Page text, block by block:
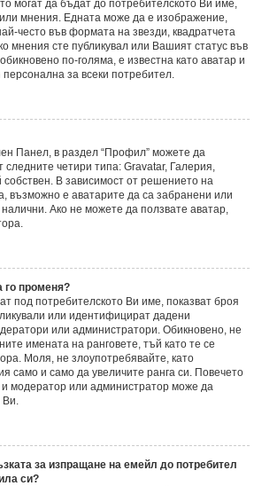
могат да бъдат до потребителското Ви име,
или мнения. Едната може да е изображение,
често във формата на звезди, квадратчета
мнения сте публикувал или Вашият статус във
по-голяма, е известна като аватар и
за всеки потребител.
Панел, в раздел “Профил” можете да
следните четири типа: Gravatar, Галерия,
В зависимост от решението на
възможно е аватарите да са забранени или
Ако не можете да ползвате аватар,
го променя?
под потребителското Ви име, показват броя
или идентифицират дадени
или администратори. Обикновено, не
имената на ранговете, тъй като те се
Моля, не злоупотребявайте, като
само и само да увеличите ранга си. Повечето
модератор или администратор може да
Ви.
за изпращане на емейл до потребител
си?